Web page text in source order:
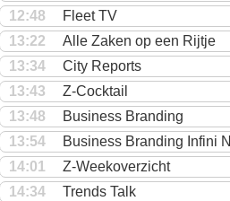
12:48
Fleet TV
13:22
Alle Zaken op een Rijtje
13:34
City Reports
13:43
Z-Cocktail
13:48
Business Branding
13:54
Business Branding Infini
14:01
Z-Weekoverzicht
14:34
Trends Talk